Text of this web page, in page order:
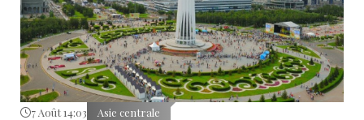
7 Août 14:03 Asie centrale